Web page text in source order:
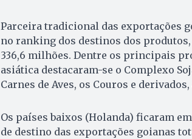
Parceira tradicional das exportações
no ranking dos destinos dos
336,6 milhões. Dentre os principais
asiática destacaram-se o Complexo
Carnes de Aves, os Couros e
Os países baixos (Holanda) ficaram
de destino das exportações goianas